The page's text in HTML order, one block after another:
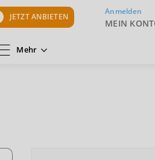
JETZT ANBIETEN
Anmelden
MEIN
Mehr